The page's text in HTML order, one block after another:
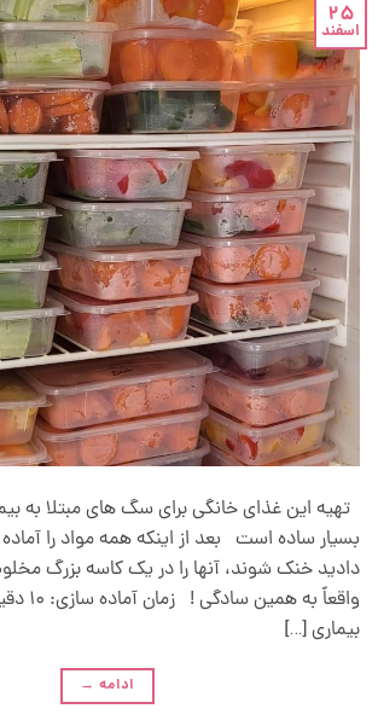
25
اسفند
تهیه این غذای خانگی برای سگ های مبتلا به
بسیار ساده است بعد از اینکه همه مواد را آماده
دادید خنک شوند، آنها را در یک کاسه بزرگ
واقعاً به
بیماری […]
ادامه →